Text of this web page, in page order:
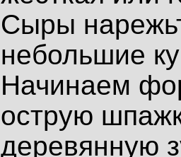
Сыры
небольшие
Начинаем
острую
деревянную